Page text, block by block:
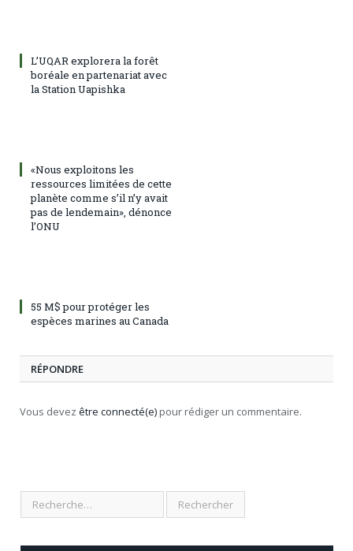
L’UQAR explorera la forêt
boréale en partenariat avec
la Station Uapishka
«Nous exploitons les
ressources limitées de cette
planète comme s’il n’y avait
pas de lendemain», dénonce
l’ONU
55 M$ pour protéger les
espèces marines au Canada
RÉPONDRE
Vous devez être connecté(e) pour rédiger un commentaire.